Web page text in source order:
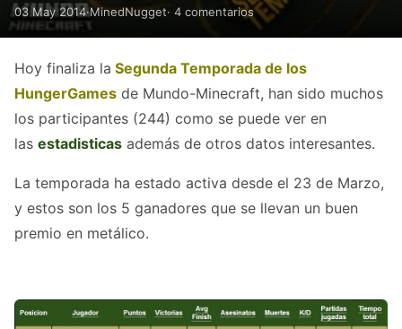
03 May 2014·MinedNugget· 4 comentarios
Hoy finaliza la Segunda Temporada de los
HungerGames de Mundo-Minecraft, han sido muchos
los participantes (244) como se puede ver en
las estadisticas además de otros datos interesantes.
La temporada ha estado activa desde el 23 de Marzo,
y estos son los 5 ganadores que se llevan un buen
premio en metálico.